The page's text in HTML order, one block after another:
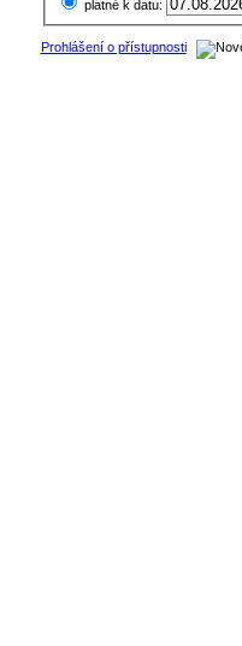
platné k datu:
Prohlášení o přístupnosti